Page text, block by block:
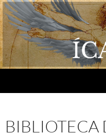
Pular
para
o
conteúdo
BIBLIOTECA